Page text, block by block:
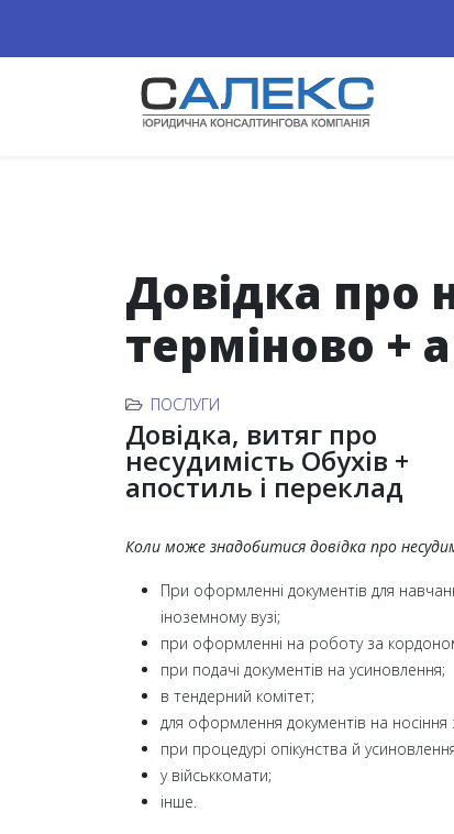
Довідка про
терміново +
ПОСЛУГИ
Довідка, витяг про
несудимість Обухів +
апостиль і переклад
Коли може знадобитися довідка про
При оформленні документів для
іноземному вузі;
при оформленні на роботу за
при подачі документів на усиновлення;
в тендерний комітет;
для оформлення документів на носіння
при процедурі опікунства й
у військкомати;
інше.